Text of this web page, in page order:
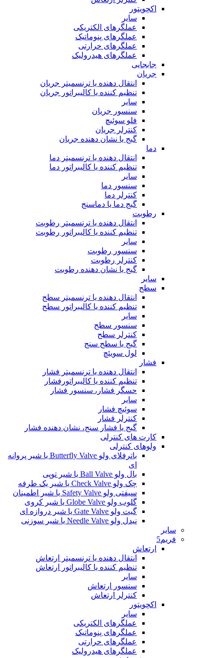
اکچویتور
سایر
عملگرهای الکتریکی
عملگرهای پنوماتیک
عملگرهای حرارتی
عملگرهای هیدرولیک
جابجایی
جریان
انتقال دهنده یا ترنسمیتر جریان
تنظیم کننده یا کالیبراتور جریان
سایر
سنسور جریان
فلو سوئیچ
کنترلر جریان
گیج یا نشان دهنده جریان
دما
انتقال دهنده یا ترنسمیتر دما
تنظیم کننده یا کالیبراتور دما
سایر
سنسور دما
کنترلر دما
گیج دما یا دماسنج
رطوبت
انتقال دهنده یا ترنسمیتر رطوبت
تنظیم کننده یا کالیبراتور رطوبت
سایر
سنسور رطوبت
کنترلر رطوبت
گیج یا نشان دهنده رطوبت
سایر
سطح
انتقال دهنده یا ترنسمیتر سطح
تنظیم کننده یا کالیبراتور سطح
سایر
سنسور سطح
کنترلر سطح
گیج یا سطح سنج
لول سویئچ
فشار
انتقال دهنده یا ترنسمیتر فشار
تنظیم کننده یا کالیبراتورفشار
حسگر فشار، سنسور فشار
سایر
سوئیچ فشار
کنترلر فشار
گیج یا فشار سنج، نشان دهنده فشار
کارت های کنترلی
ولوهای کنترلی
باترفلای ولو Butterfly Valve یا شیر پروانه
ای
بال ولو Ball Valve یا شیر توپی
چک ولو Check Valve یا شیر یک طرفه
سیفتی ولو Safety Valve یا شیر اطمینان
گلوب ولو Globe Valve یا شیر کروی
گیت ولو Gate Valve یا شیر دروازه ای
نیدل ولو Needle Valve یا شیر سوزنی
سایر
فریم5
ارتعاش
انتقال دهنده یا ترنسمیتر ارتعاش
تنظیم کننده یا کالیبراتور ارتعاش
سایر
سنسور ارتعاش
کنترلر ارتعاش
اکچویتور
سایر
عملگرهای الکتریکی
عملگرهای پنوماتیک
عملگرهای حرارتی
عملگرهای هیدرولیک